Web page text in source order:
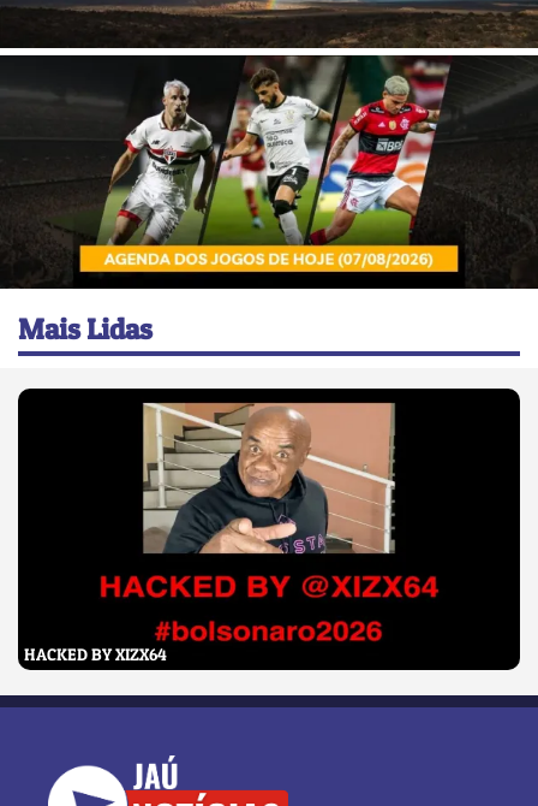
Mais Lidas
HACKED BY XIZX64